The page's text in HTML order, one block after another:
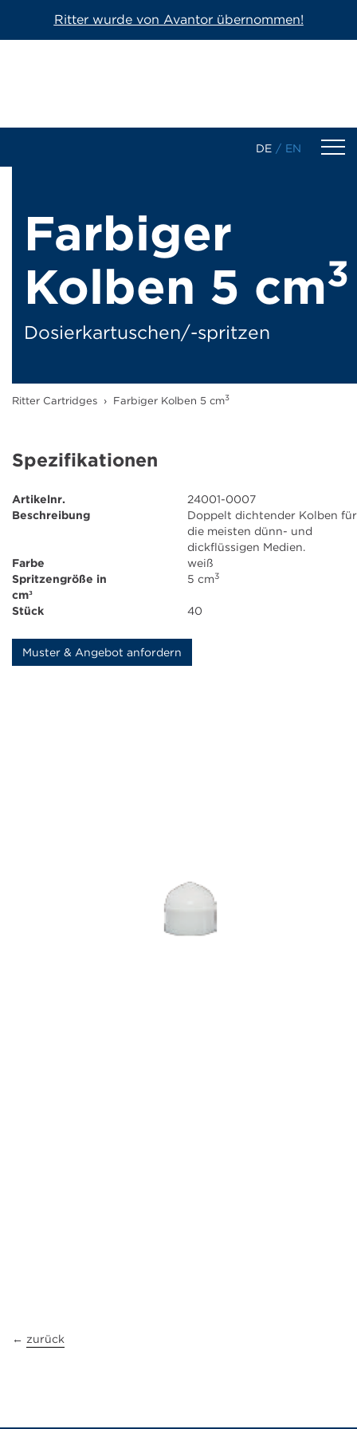
Ritter wurde von Avantor übernommen!
1-Komponenten Kartuschen
2-Komponenten Kartuschen
Dosierkartuschen/-spritzen
Fettkartusche
Downloads
Aktuelles
Unternehmen
Ausbildung
DE / EN
Farbiger
Kolben 5 cm3
Dosierkartuschen/-spritzen
Ritter Cartridges › Farbiger Kolben 5 cm3
Spezifikationen
Artikelnr.
24001-0007
Beschreibung
Doppelt dichtender Kolben für
die meisten dünn- und
dickflüssigen Medien.
Farbe
weiß
Spritzengröße in
cm³
5 cm3
Stück 40
Muster & Angebot anfordern
← zurück